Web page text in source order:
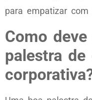
para empatizar com
Como
palestra de